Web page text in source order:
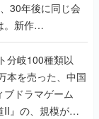
30年後に同じ会
。新作
で初タッグを組
開発秘話
分岐100種類以
本を売った、中国
ドラマゲーム
II』の、規模が違